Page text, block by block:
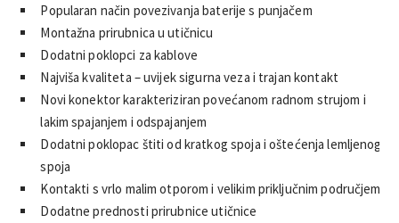
Popularan način povezivanja baterije s punjačem
Montažna prirubnica u utičnicu
Dodatni poklopci za kablove
Najviša kvaliteta – uvijek sigurna veza i trajan kontakt
Novi konektor karakteriziran povećanom radnom strujom i
lakim spajanjem i odspajanjem
Dodatni poklopac štiti od kratkog spoja i oštećenja lemljenog
spoja
Kontakti s vrlo malim otporom i velikim priključnim područjem
Dodatne prednosti prirubnice utičnice